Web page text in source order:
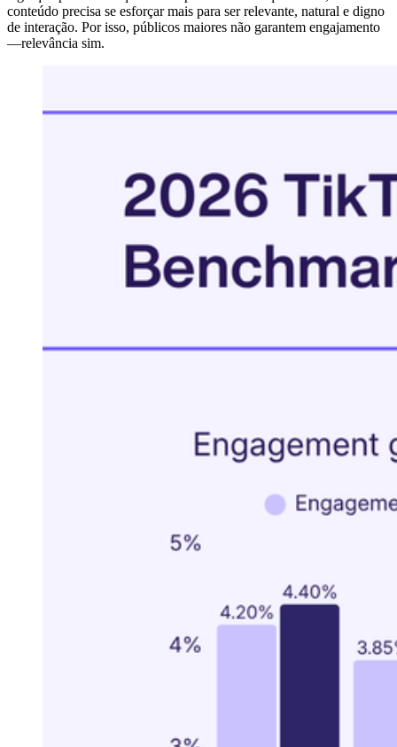
conteúdo precisa se esforçar mais para ser relevante, natural e digno
de interação. Por isso, públicos maiores não garantem engajamento
—relevância sim.